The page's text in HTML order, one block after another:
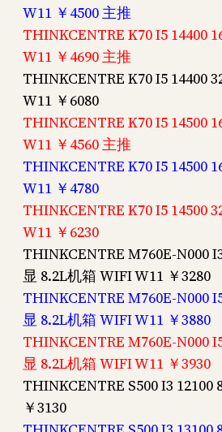
W11 ￥4500 主推
THINKCENTRE K70 I5 14400
W11 ￥4690 主推
THINKCENTRE K70 I5 14400
W11 ￥6080
THINKCENTRE K70 I5 14500
W11 ￥4560 主推
THINKCENTRE K70 I5 14500
W11 ￥4780
THINKCENTRE K70 I5 14500
W11 ￥6230
THINKCENTRE M760E-N000
显 8.2L机箱 WIFI W11 ￥3280
THINKCENTRE M760E-N000
显 8.2L机箱 WIFI W11 ￥3880
THINKCENTRE M760E-N000
显 8.2L机箱 WIFI W11 ￥3930
THINKCENTRE S500 I3 12100
￥3130